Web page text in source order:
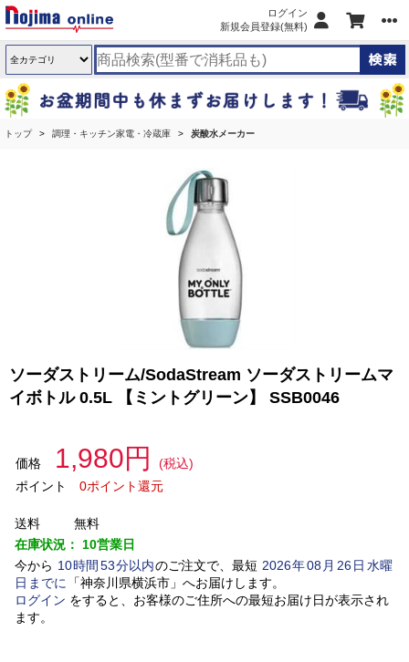
ログイン
新規会員登録(無料)
トップ 調理・キッチン家電・冷蔵庫 炭酸水メーカー
ソーダストリーム/SodaStream ソーダストリームマ
イボトル 0.5L 【ミントグリーン】 SSB0046
価格 1,980円
(税込)
ポイント
0ポイント還元
送料
無料
在庫状況： 10営業日
今から 10時間 53分以内のご注文で、最短 2026年08 月 26日水曜
日 までに 「神奈川県横浜市」 へお届けします。
ログイン をすると、お客様のご住所への最短お届け日が表示され
ます。